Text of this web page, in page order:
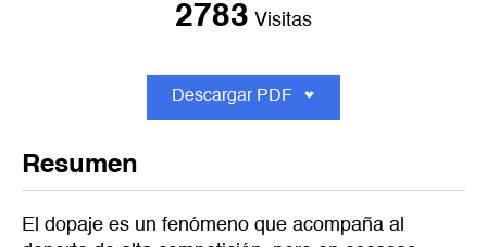
2783 Visitas
Descargar PDF
Resumen
El dopaje es un fenómeno que acompaña al